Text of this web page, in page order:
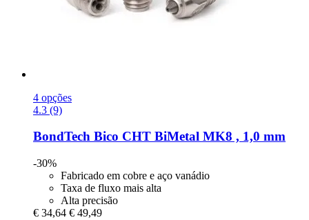
4 opções
4.3 (9)
BondTech Bico CHT BiMetal MK8 , 1,0 mm
-30%
Fabricado em cobre e aço vanádio
Taxa de fluxo mais alta
Alta precisão
€ 34,64 € 49,49